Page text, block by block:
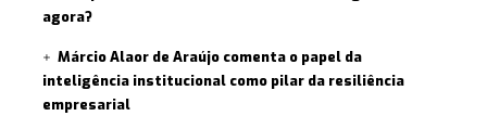
agora?
Márcio Alaor de Araújo comenta o papel da
inteligência institucional como pilar da resiliência
empresarial